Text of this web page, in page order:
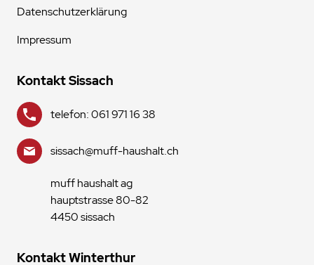
Datenschutzerklärung
Impressum
Kontakt Sissach
telefon: 061 971 16 38
sissach@muff-haushalt.ch
muff haushalt ag
hauptstrasse 80-82
4450 sissach
Kontakt Winterthur